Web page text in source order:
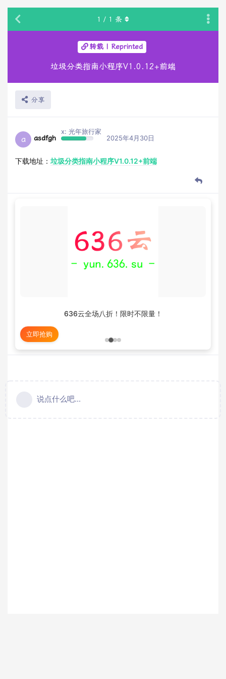
转载 | Reprinted
垃圾分类指南小程序V1.0.12+前端
分享
1 / 1 条
a asdfgh
x: 光年旅行家
2025年4月30日
下载地址：垃圾分类指南小程序V1.0.12+前端
636云全场八折！限时不限量！
立即抢购
说点什么吧...